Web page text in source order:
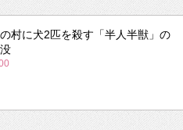
村に犬2匹を殺す「半人半獣」の